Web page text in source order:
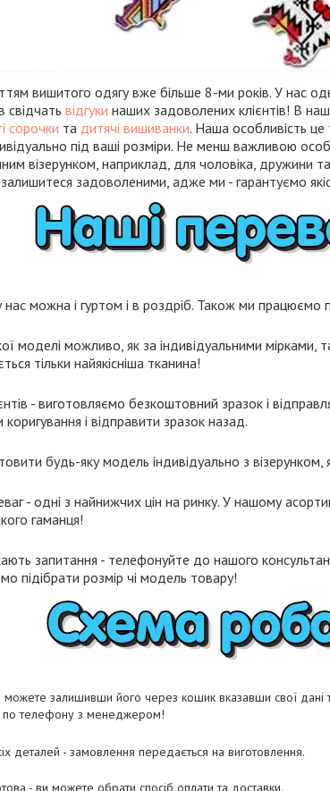
вишитого одягу вже більше 8-ми років. У нас
свідчать відгуки наших задоволених клієнтів! В
сорочки та дитячі вишиванки. Наша особливість
під ваші розміри. Не менш важливою
візерунком, наприклад, для чоловіка, дружини
залишитеся задоволеними, адже ми - гарантуємо
можна і гуртом і в роздріб. Також ми працюємо
моделі можливо, як за індивідуальними мірками,
тільки найякісніша тканина!
- виготовляємо безкоштовний зразок і
і відправити зразок назад.
будь-яку модель індивідуально з візерунком,
- одні з найнижчих цін на ринку. У нашому
гаманця!
запитання - телефонуйте до нашого
підібрати розмір чі модель товару!
залишивши його через кошик вказавши свої дані
телефону з менеджером!
деталей - замовлення передається на виготовлення.
- ви можете обрати спосіб оплати та доставки.